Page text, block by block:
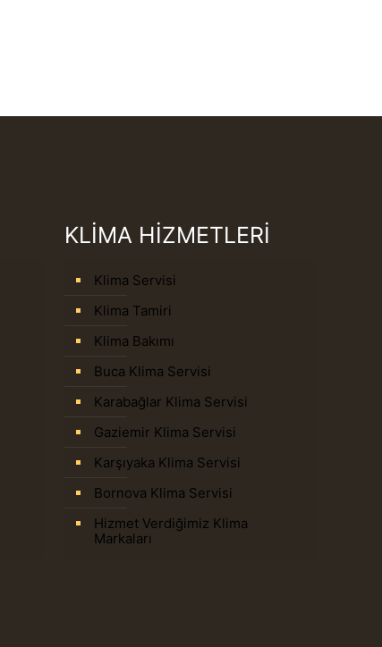
KLİMA HİZMETLERİ
Klima Servisi
Klima Tamiri
Klima Bakımı
Buca Klima Servisi
Karabağlar Klima Servisi
Gaziemir Klima Servisi
Karşıyaka Klima Servisi
Bornova Klima Servisi
Hizmet Verdiğimiz Klima
Markaları